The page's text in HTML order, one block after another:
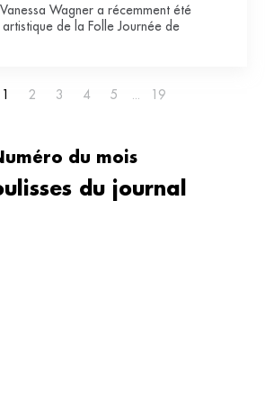
Wagner a récemment été
de la Folle Journée de
1 2 3 4 5 19
du mois
du journal